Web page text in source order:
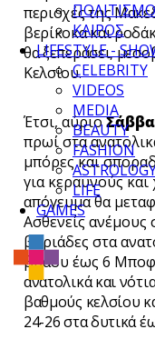
ΚΑΙΡΟΣ
LIFESTYLE -
CELEBRITY
VIDEOS
MEDIA
BEAUTY
FASHION
LIFE
GAMES
περιοχές της
βερίκοκα και
θα ξεπεράσει,
Κελσίου.
Έτσι, αύριο
πρωί στα
μπόρες και
για κεραυνούς
απόγευμα θα
Ασθενείς
βοριάδες στα
βράδυ έως 6
ανατολικά και
βαθμούς κελσίου
24-26 στα δυτικά